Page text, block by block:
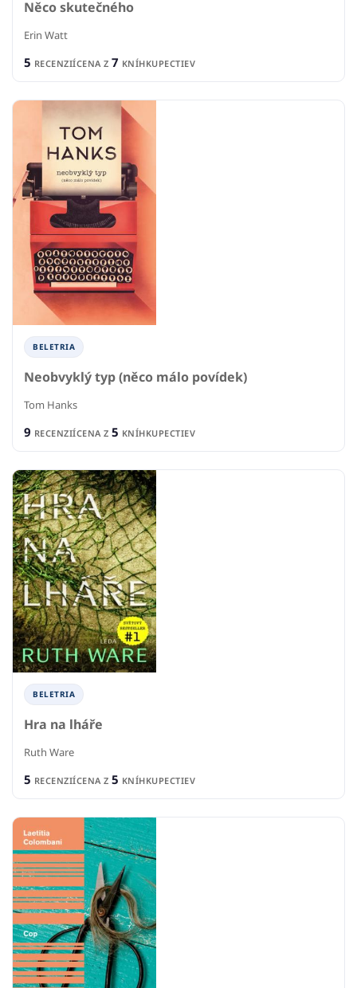
Něco skutečného
Erin Watt
5 RECENZIÍCENA Z 7 KNÍHKUPECTIEV
BELETRIA
Neobvyklý typ (něco málo povídek)
Tom Hanks
9 RECENZIÍCENA Z 5 KNÍHKUPECTIEV
BELETRIA
Hra na lháře
Ruth Ware
5 RECENZIÍCENA Z 5 KNÍHKUPECTIEV